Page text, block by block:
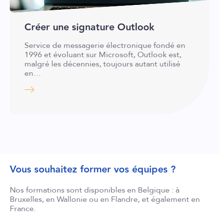
Créer une signature Outlook
Service de messagerie électronique fondé en
1996 et évoluant sur Microsoft, Outlook est,
malgré les décennies, toujours autant utilisé
en…
Vous souhaitez former vos équipes ?
Nos formations sont disponibles en Belgique : à
Bruxelles, en Wallonie ou en Flandre, et également en
France.